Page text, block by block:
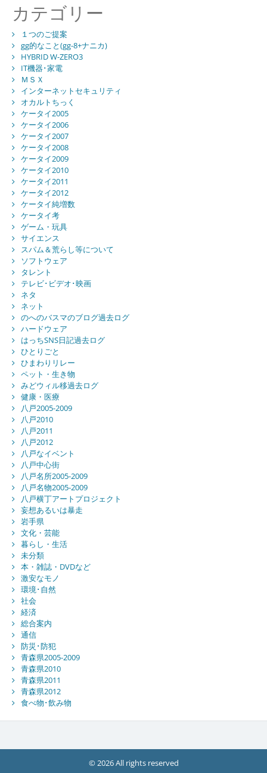
カテゴリー
１つのご提案
gg的なこと(gg-8+ナニカ)
HYBRID W-ZERO3
IT機器･家電
ＭＳＸ
インターネットセキュリティ
オカルトちっく
ケータイ2005
ケータイ2006
ケータイ2007
ケータイ2008
ケータイ2009
ケータイ2010
ケータイ2011
ケータイ2012
ケータイ純増数
ケータイ考
ゲーム・玩具
サイエンス
スパム＆荒らし等について
ソフトウェア
タレント
テレビ･ビデオ･映画
ネタ
ネット
のへのバスマのブログ過去ログ
ハードウェア
はっちSNS日記過去ログ
ひとりごと
ひまわりリレー
ペット・生き物
みどウィル移過去ログ
健康・医療
八戸2005-2009
八戸2010
八戸2011
八戸2012
八戸なイベント
八戸中心街
八戸名所2005-2009
八戸名物2005-2009
八戸横丁アートプロジェクト
妄想あるいは暴走
岩手県
文化・芸能
暮らし・生活
未分類
本・雑誌・DVDなど
激安なモノ
環境･自然
社会
経済
総合案内
通信
防災･防犯
青森県2005-2009
青森県2010
青森県2011
青森県2012
食べ物･飲み物
© 2026 All rights reserved